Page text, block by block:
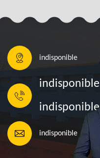
indisponible
indisponible
indisponible
indisponible